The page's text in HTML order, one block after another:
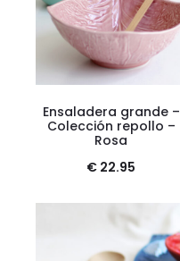
Ensaladera grande –
Colección repollo –
Rosa
€ 22.95